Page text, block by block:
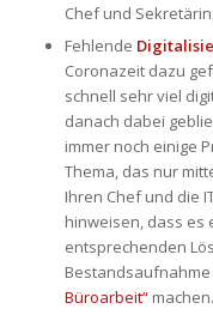
Chef und
Fehlende
Coronazeit dazu
schnell sehr viel
danach dabei
immer noch einige
Thema, das nur
Ihren Chef und die
hinweisen, dass es
entsprechenden
Bestandsaufnahme
Büroarbeit“machen.